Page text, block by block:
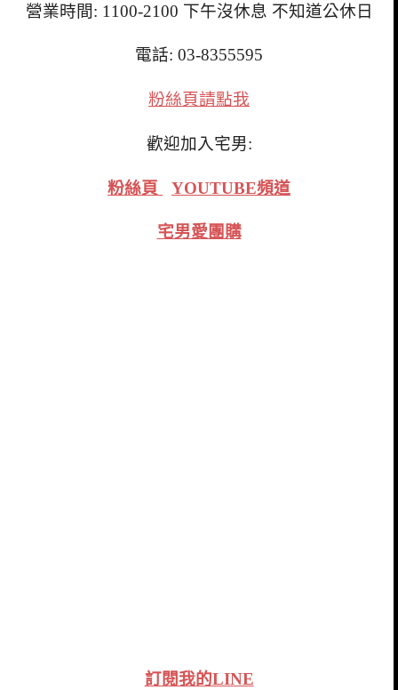
營業時間: 1100-2100 下午沒休息 不知道公休日
電話: 03-8355595
粉絲頁請點我
歡迎加入宅男:
粉絲頁 YOUTUBE頻道
宅男愛團購
訂閱我的LINE